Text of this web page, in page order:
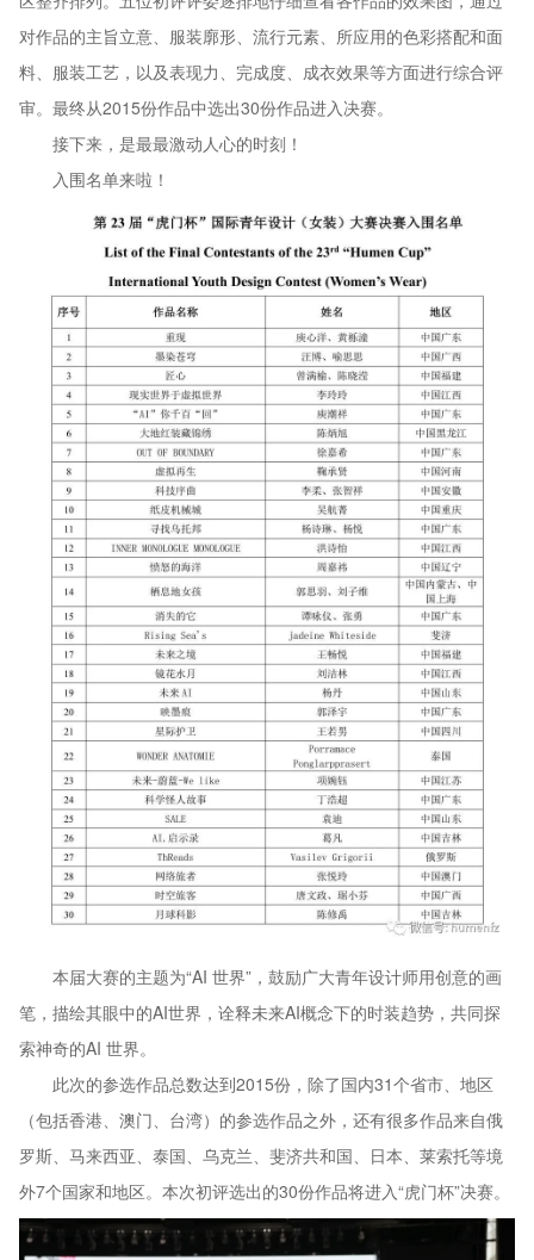
对作品的主旨立意、服装廓形、流行元素、所应用的色彩搭配和面
料、服装工艺，以及表现力、完成度、成衣效果等方面进行综合评
审。最终从2015份作品中选出30份作品进入决赛。
接下来，是最最激动人心的时刻！
入围名单来啦！
本届大赛的主题为“AI 世界”，鼓励广大青年设计师用创意的画
笔，描绘其眼中的AI世界，诠释未来AI概念下的时装趋势，共同探
索神奇的AI 世界。
此次的参选作品总数达到2015份，除了国内31个省市、地区
（包括香港、澳门、台湾）的参选作品之外，还有很多作品来自俄
罗斯、马来西亚、泰国、乌克兰、斐济共和国、日本、莱索托等境
外7个国家和地区。本次初评选出的30份作品将进入“虎门杯”决赛。